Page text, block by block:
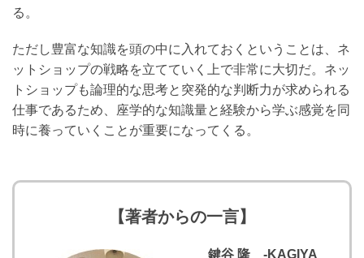
る。
ただし豊富な知識を頭の中に入れておくということは、ネ
ットショップの戦略を立てていく上で非常に大切だ。ネッ
トショップも論理的な思考と突発的な判断力が求められる
仕事であるため、座学的な知識量と経験から学ぶ感覚を同
時に養っていくことが重要になってくる。
【著者からの一言】
鍵谷 隆 -KAGIYA